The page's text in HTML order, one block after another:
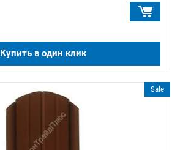
Купить в один клик
Sale